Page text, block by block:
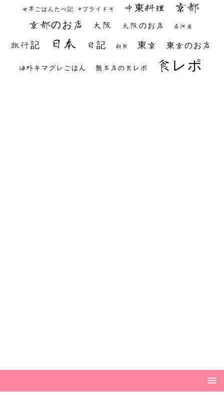
世界ごはんたべ記 #プライド号 中東料理 京都
京都のお店 大阪 大阪のお店 居酒屋
旅行記 日本 日記 朝食 東京 東京のお店
海外キマグレごはん 無名店の食レポ 食レポ